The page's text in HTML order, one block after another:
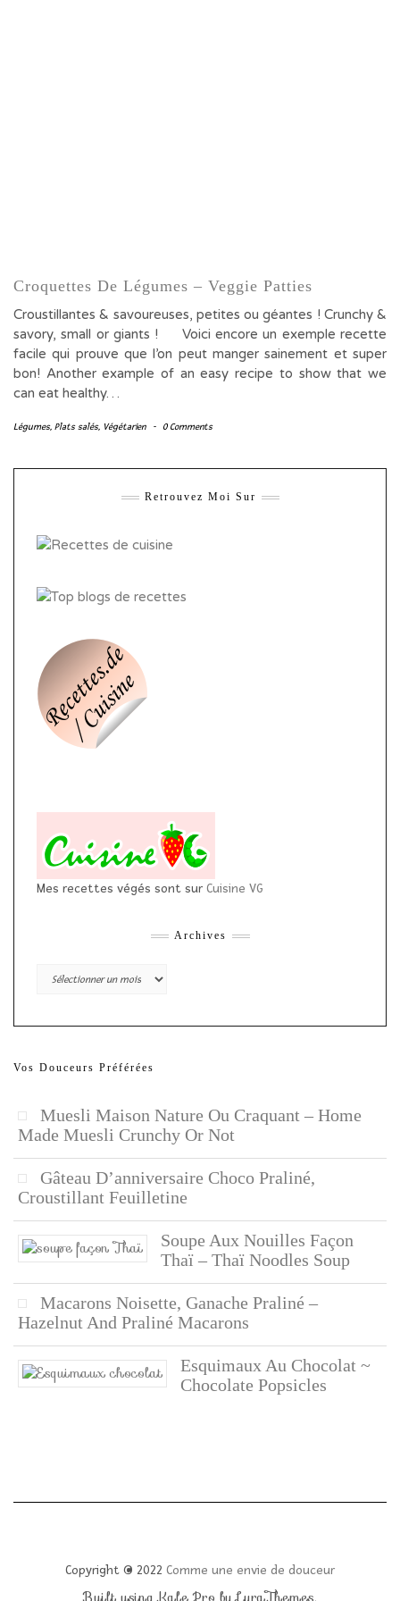
Croquettes De Légumes – Veggie Patties
Croustillantes & savoureuses, petites ou géantes ! Crunchy &
savory, small or giants ! Voici encore un exemple recette
facile qui prouve que l’on peut manger sainement et super
bon! Another example of an easy recipe to show that we
can eat healthy…
Légumes, Plats salés, Végétarien - 0 Comments
Retrouvez Moi Sur
Mes recettes végés sont sur Cuisine VG
Archives
Archives
Vos Douceurs Préférées
Muesli Maison Nature Ou Craquant – Home
Made Muesli Crunchy Or Not
Gâteau D’anniversaire Choco Praliné,
Croustillant Feuilletine
Soupe Aux Nouilles Façon
Thaï – Thaï Noodles Soup
Macarons Noisette, Ganache Praliné –
Hazelnut And Praliné Macarons
Esquimaux Au Chocolat ~
Chocolate Popsicles
Copyright © 2022 Comme une envie de douceur